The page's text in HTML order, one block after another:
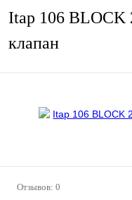
Itap 106 BLOCK
клапан
Отзывов: 0